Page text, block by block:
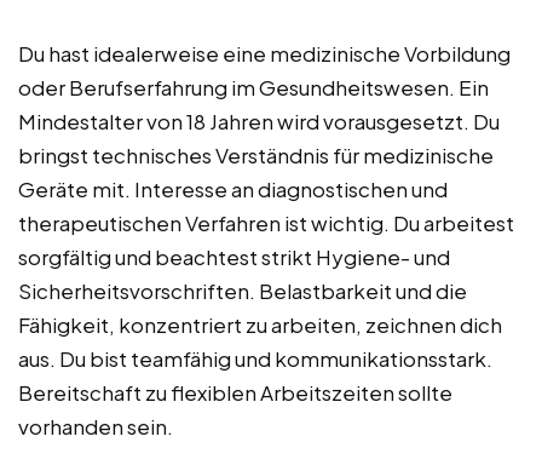
Du hast idealerweise eine medizinische Vorbildung
oder Berufserfahrung im Gesundheitswesen. Ein
Mindestalter von 18 Jahren wird vorausgesetzt. Du
bringst technisches Verständnis für medizinische
Geräte mit. Interesse an diagnostischen und
therapeutischen Verfahren ist wichtig. Du arbeitest
sorgfältig und beachtest strikt Hygiene- und
Sicherheitsvorschriften. Belastbarkeit und die
Fähigkeit, konzentriert zu arbeiten, zeichnen dich
aus. Du bist teamfähig und kommunikationsstark.
Bereitschaft zu flexiblen Arbeitszeiten sollte
vorhanden sein.